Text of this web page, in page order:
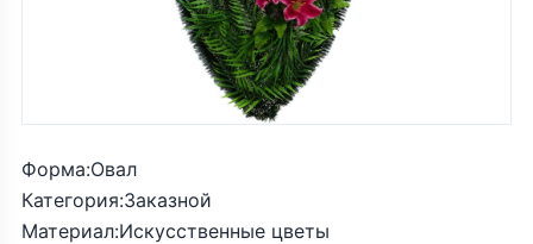
Форма:Овал
Категория:Заказной
Материал:Искусственные цветы